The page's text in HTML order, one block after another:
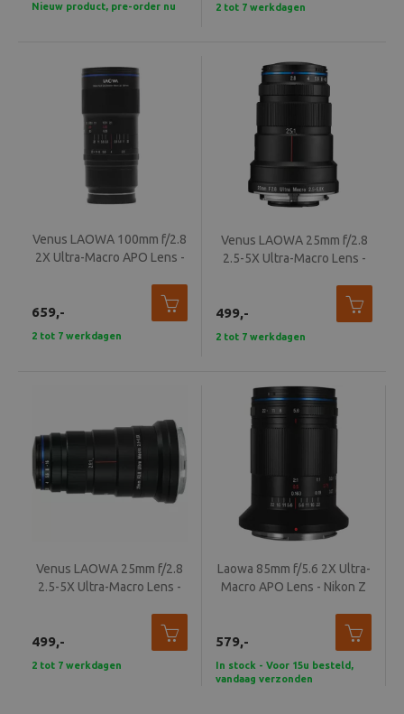
Nieuw product, pre-order nu 2 tot 7 werkdagen
Venus LAOWA 100mm f/2.8
2X Ultra-Macro APO Lens -
659,-
2 tot 7 werkdagen
Venus LAOWA 25mm f/2.8
2.5-5X Ultra-Macro Lens -
499,-
2 tot 7 werkdagen
Venus LAOWA 25mm f/2.8
2.5-5X Ultra-Macro Lens -
499,-
2 tot 7 werkdagen
Laowa 85mm f/5.6 2X Ultra-
Macro APO Lens - Nikon Z
579,-
In stock - Voor 15u besteld,
vandaag verzonden